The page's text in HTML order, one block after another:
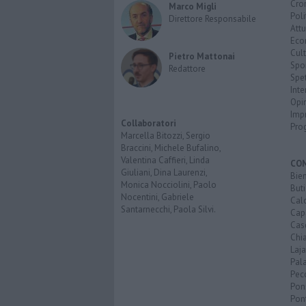
Marco Migli
Direttore Responsabile
Pietro Mattonai
Redattore
Collaboratori
Marcella Bitozzi, Sergio
Braccini, Michele Bufalino,
Valentina Caffieri, Linda
Giuliani, Dina Laurenzi,
Monica Nocciolini, Paolo
Nocentini, Gabriele
Santarnecchi, Paola Silvi.
Buti